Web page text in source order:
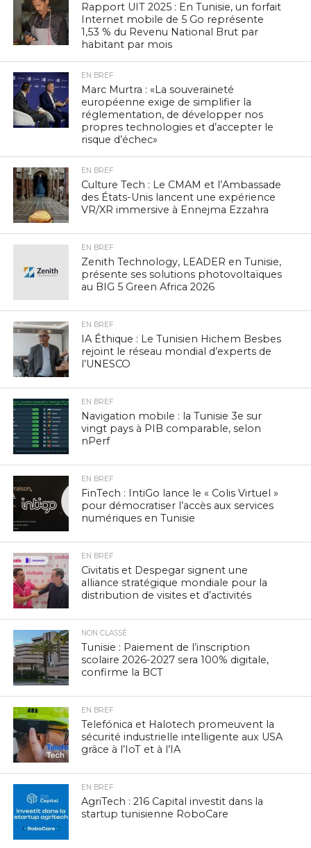
Rapport UIT 2025 : En Tunisie, un forfait
Internet mobile de 5 Go représente
1,53 % du Revenu National Brut par
habitant par mois
EN BREF
Marc Murtra : «La souveraineté
européenne exige de simplifier la
réglementation, de développer nos
propres technologies et d’accepter le
risque d’échec»
EN BREF
Culture Tech : Le CMAM et l’Ambassade
des États-Unis lancent une expérience
VR/XR immersive à Ennejma Ezzahra
EN BREF
Zenith Technology, LEADER en Tunisie,
présente ses solutions photovoltaïques
au BIG 5 Green Africa 2026
EN BREF
IA Éthique : Le Tunisien Hichem Besbes
rejoint le réseau mondial d’experts de
l’UNESCO
EN BREF
Navigation mobile : la Tunisie 3e sur
vingt pays à PIB comparable, selon
nPerf
EN BREF
FinTech : IntiGo lance le « Colis Virtuel »
pour démocratiser l’accès aux services
numériques en Tunisie
EN BREF
Civitatis et Despegar signent une
alliance stratégique mondiale pour la
distribution de visites et d’activités
NON CLASSÉ
Tunisie : Paiement de l’inscription
scolaire 2026-2027 sera 100% digitale,
confirme la BCT
EN BREF
Telefónica et Halotech promeuvent la
sécurité industrielle intelligente aux USA
grâce à l’IoT et à l’IA
EN BREF
AgriTech : 216 Capital investit dans la
startup tunisienne RoboCare